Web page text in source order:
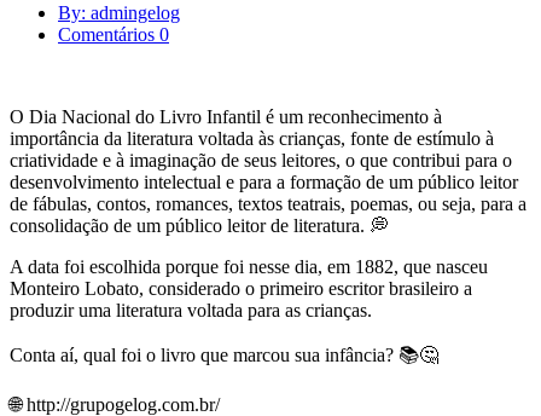
By: admingelog
Comentários 0
O Dia Nacional do Livro Infantil é um reconhecimento à
importância da literatura voltada às crianças, fonte de estímulo à
criatividade e à imaginação de seus leitores, o que contribui para o
desenvolvimento intelectual e para a formação de um público leitor
de fábulas, contos, romances, textos teatrais, poemas, ou seja, para a
consolidação de um público leitor de literatura. 💭
A data foi escolhida porque foi nesse dia, em 1882, que nasceu
Monteiro Lobato, considerado o primeiro escritor brasileiro a
produzir uma literatura voltada para as crianças.
Conta aí, qual foi o livro que marcou sua infância? 📚🤔
🌐 http://grupogelog.com.br/